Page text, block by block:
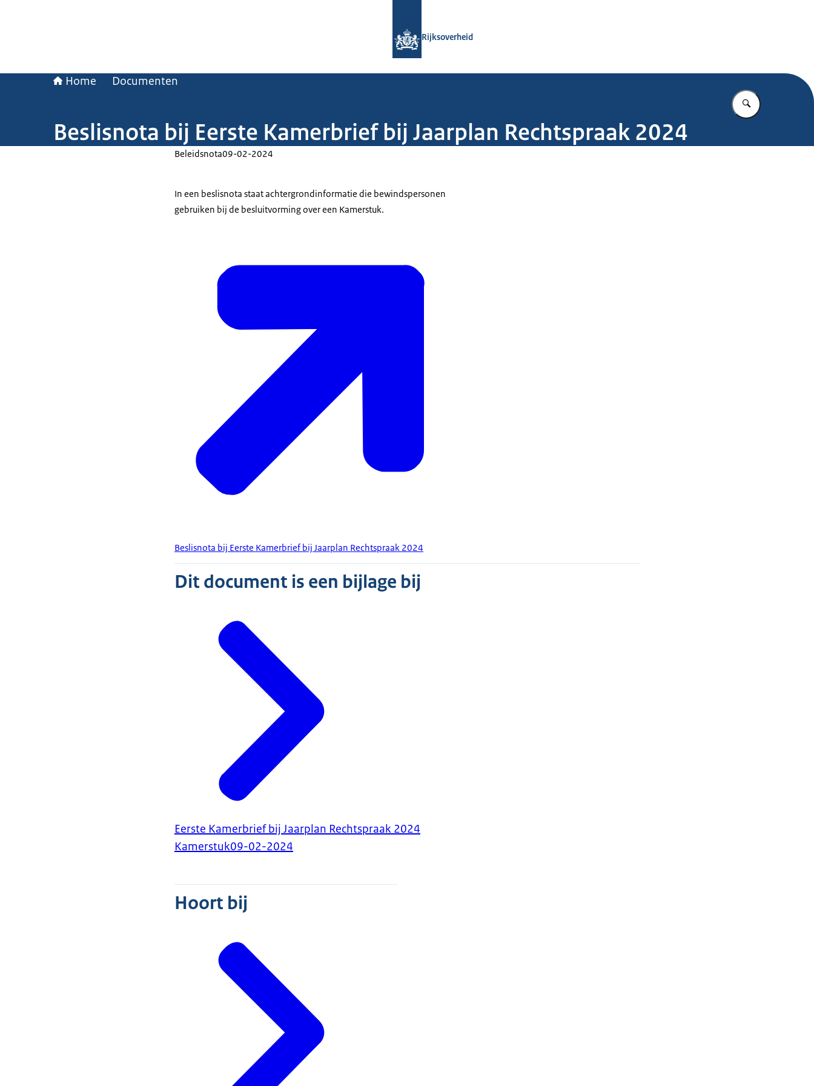
Rijksoverheid
Home Documenten
Vul in wat u
Beslisnota bij Eerste Kamerbrief bij Jaarplan Rechtspraak 2024
Beleidsnota09-02-2024
In een beslisnota staat achtergrondinformatie die bewindspersonen
gebruiken bij de besluitvorming over een Kamerstuk.
Beslisnota bij Eerste Kamerbrief bij Jaarplan Rechtspraak 2024
Dit document is een bijlage bij
Eerste Kamerbrief bij Jaarplan Rechtspraak 2024
Kamerstuk09-02-2024
Hoort bij